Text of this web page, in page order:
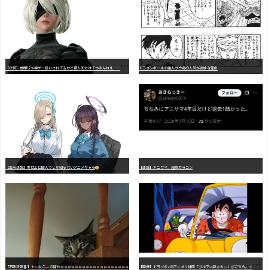
【
悲報】世間じゃ神ゲー扱いされてるけど個人的には「つまんねえ……」と思ったゲーム挙げてけ ドラゴンボールで魔人ブウ編の人気が微妙な理由
【高市悲報】実はエロ同人でしか知らないアニメキャラ 【悲報】アニサマ、超絶ガラコン
【石破悲報 】ヤニねこ の原作ｗｗｗｗｗｗｗｗｗｗｗｗｗｗｗｗｗｗｗ 【
画像】ドラゴボZのアニオリ神回「ブルマvs巨大カニ」がこちら。ナメック星の海にドラゴボを落としたブルマと巨大カニのバトル